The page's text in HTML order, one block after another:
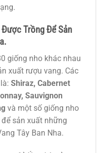
Trồng Để Sản
giống nho khác nhau
xuất rượu vang. Các
Shiraz, Cabernet
Sauvignon
và một số giống nho
sản xuất những
Tây Ban Nha.